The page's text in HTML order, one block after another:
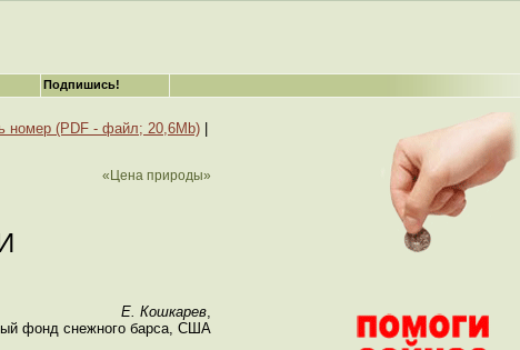
номер (PDF - файл; 20,6Mb)
«Цена природы»
Е. Кошкарев,
фонд снежного барса, США
Подпишись!